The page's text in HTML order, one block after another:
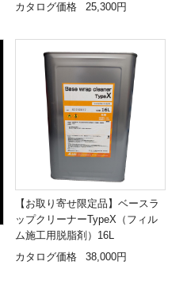
カタログ価格
25,300円
【お取り寄せ限定品】ベースラ
ップクリーナーTypeX（フィル
ム施工用脱脂剤）16L
カタログ価格
38,000円